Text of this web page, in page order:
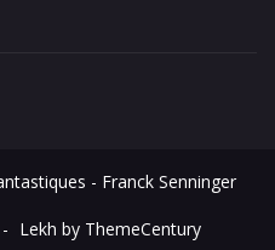
- Franck Senninger
- Lekh by ThemeCentury